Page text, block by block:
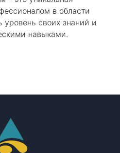
в области
своих знаний и
навыками.